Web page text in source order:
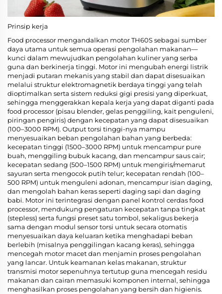
Prinsip kerja
Food processor mengandalkan motor TH60S sebagai sumber
daya utama untuk semua operasi pengolahan makanan—
kunci dalam mewujudkan pengolahan kuliner yang serba
guna dan berkinerja tinggi. Motor ini mengubah energi listrik
menjadi putaran mekanis yang stabil dan dapat disesuaikan
melalui struktur elektromagnetik berdaya tinggi yang telah
dioptimalkan serta sistem reduksi gigi presisi yang diperkuat,
sehingga menggerakkan kepala kerja yang dapat diganti pada
food processor (pisau blender, gelas penggiling, kait penguleni,
piringan pengiris) dengan kecepatan yang dapat disesuaikan
(100–3000 RPM). Output torsi tinggi-nya mampu
menyesuaikan beban pengolahan bahan yang berbeda:
kecepatan tinggi (1500–3000 RPM) untuk mencampur pure
buah, menggiling bubuk kacang, dan mencampur saus cair;
kecepatan sedang (500–1500 RPM) untuk mengiris/memarut
sayuran serta mengocok putih telur; kecepatan rendah (100–
500 RPM) untuk menguleni adonan, mencampur isian daging,
dan mengolah bahan keras seperti daging sapi dan daging
babi. Motor ini terintegrasi dengan panel kontrol cerdas food
processor, mendukung pengaturan kecepatan tanpa tingkat
(stepless) serta fungsi preset satu tombol, sekaligus bekerja
sama dengan modul sensor torsi untuk secara otomatis
menyesuaikan daya keluaran ketika menghadapi beban
berlebih (misalnya penggilingan kacang keras), sehingga
mencegah motor macet dan menjamin proses pengolahan
yang lancar. Untuk keamanan kelas makanan, struktur
transmisi motor sepenuhnya tertutup guna mencegah residu
makanan dan cairan memasuki komponen internal, sehingga
menghasilkan proses pengolahan yang bersih dan higienis.